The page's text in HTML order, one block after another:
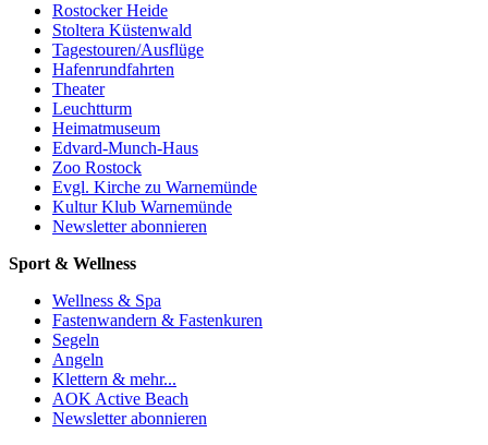
Rostocker Heide
Stoltera Küstenwald
Tagestouren/Ausflüge
Hafenrundfahrten
Theater
Leuchtturm
Heimatmuseum
Edvard-Munch-Haus
Zoo Rostock
Evgl. Kirche zu Warnemünde
Kultur Klub Warnemünde
Newsletter abonnieren
Sport & Wellness
Wellness & Spa
Fastenwandern & Fastenkuren
Segeln
Angeln
Klettern & mehr...
AOK Active Beach
Newsletter abonnieren